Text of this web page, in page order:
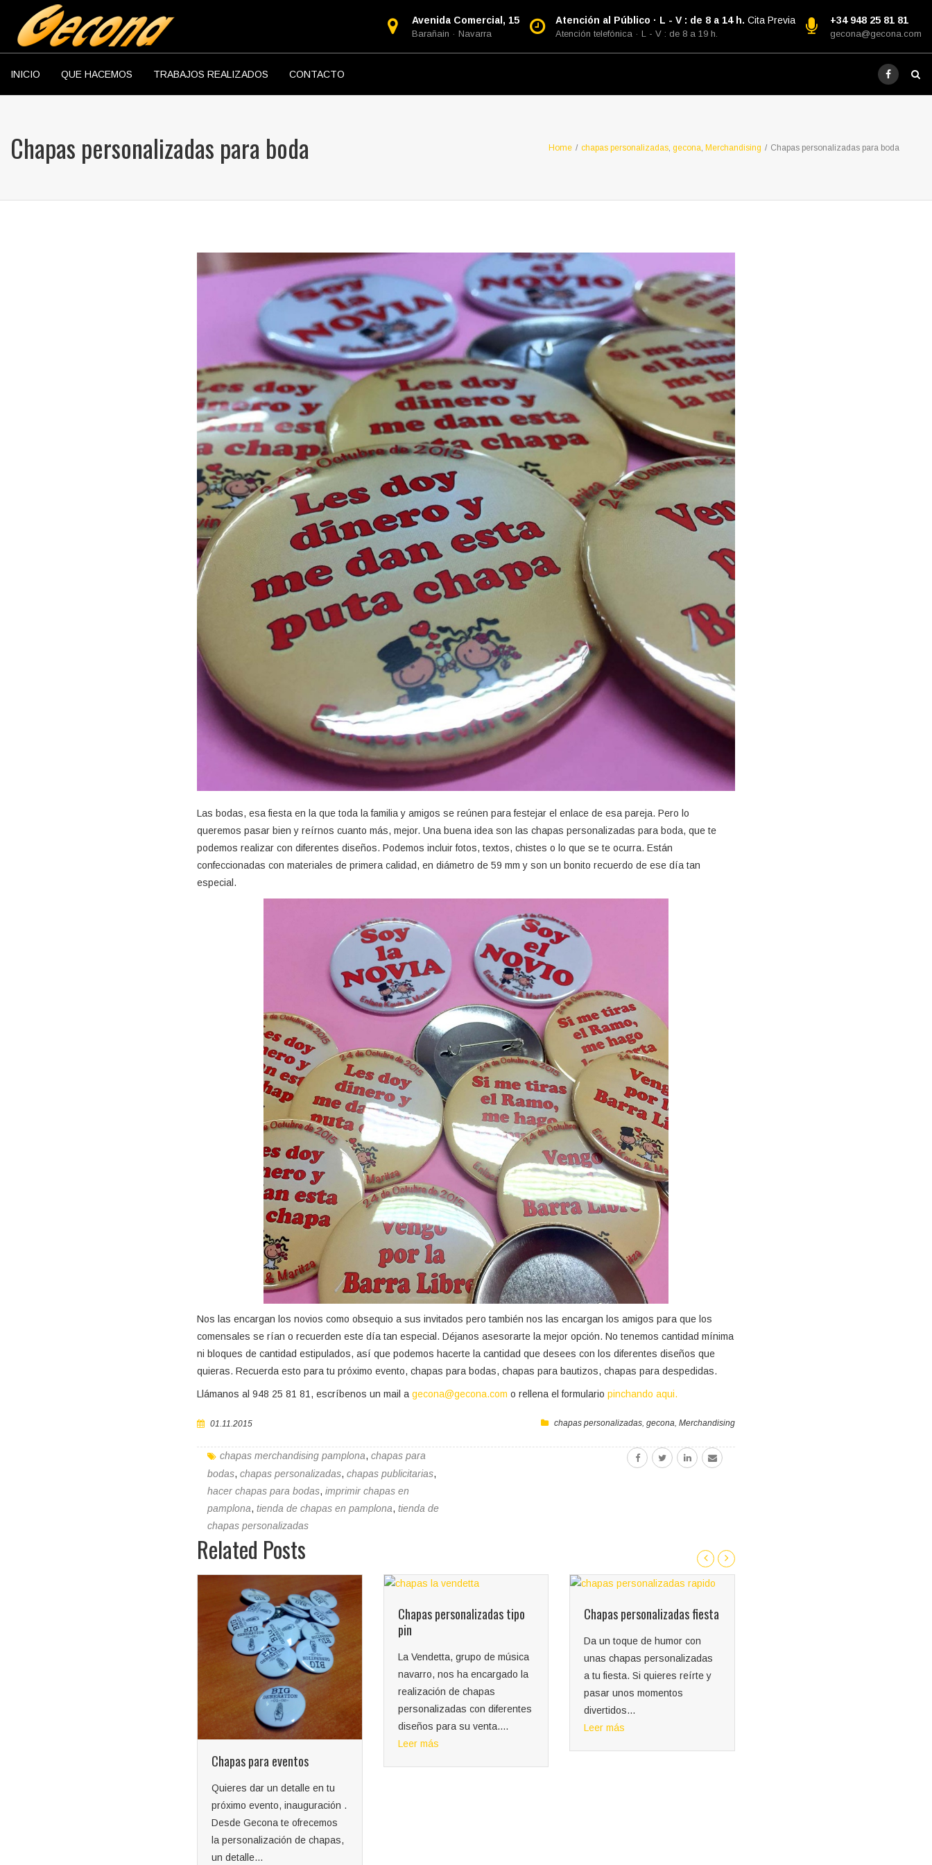
Avenida Comercial, 15
Barañain · Navarra
Atención al Público · L - V : de 8 a 14 h. Cita Previa
Atención telefónica · L - V : de 8 a 19 h.
+34 948 25 81 81
gecona@gecona.com
INICIO QUE HACEMOS TRABAJOS REALIZADOS CONTACTO
Chapas personalizadas para boda Home / chapas personalizadas ,gecona ,Merchandising / Chapas personalizadas para boda
Las bodas, esa fiesta en la que toda la familia y amigos se reúnen para festejar el enlace de esa pareja. Pero lo
queremos pasar bien y reírnos cuanto más, mejor. Una buena idea son las chapas personalizadas para boda, que te
podemos realizar con diferentes diseños. Podemos incluir fotos, textos, chistes o lo que se te ocurra. Están
confeccionadas con materiales de primera calidad, en diámetro de 59 mm y son un bonito recuerdo de ese día tan
especial.
Nos las encargan los novios como obsequio a sus invitados pero también nos las encargan los amigos para que los
comensales se rían o recuerden este día tan especial. Déjanos asesorarte la mejor opción. No tenemos cantidad mínima
ni bloques de cantidad estipulados, así que podemos hacerte la cantidad que desees con los diferentes diseños que
quieras. Recuerda esto para tu próximo evento, chapas para bodas, chapas para bautizos, chapas para despedidas.
Llámanos al 948 25 81 81, escríbenos un mail agecona@gecona.com o rellena el formulario pinchando aqui.
01.11.2015 chapas personalizadas,gecona,Merchandising
chapas merchandising pamplona, chapas para
bodas, chapas personalizadas, chapas publicitarias,
hacer chapas para bodas, imprimir chapas en
pamplona, tienda de chapas en pamplona, tienda de
chapas personalizadas
Related Posts
Chapas personalizadas tipo
La Vendetta, grupo de música
navarro, nos ha encargado la
realización de chapas
personalizadas con diferentes
diseños para su venta....
Chapas personalizadas fiesta
Da un toque de humor con
unas chapas personalizadas
a tu fiesta. Si quieres reírte y
pasar unos momentos
divertidos...
Leer más